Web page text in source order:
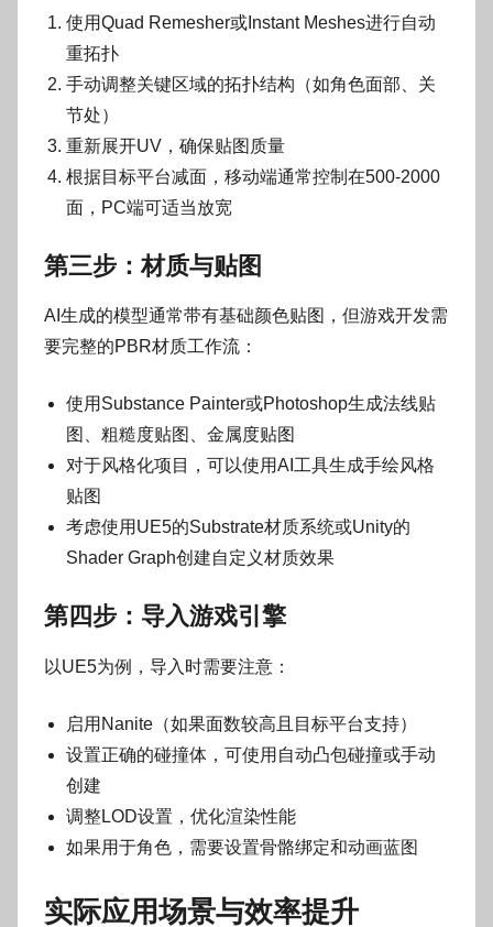
使用Quad Remesher或Instant Meshes进行自动
重拓扑
手动调整关键区域的拓扑结构（如角色面部、关
节处）
重新展开UV，确保贴图质量
根据目标平台减面，移动端通常控制在500-2000
面，PC端可适当放宽
第三步：材质与贴图
AI生成的模型通常带有基础颜色贴图，但游戏开发需
要完整的PBR材质工作流：
使用Substance Painter或Photoshop生成法线贴
图、粗糙度贴图、金属度贴图
对于风格化项目，可以使用AI工具生成手绘风格
贴图
考虑使用UE5的Substrate材质系统或Unity的
Shader Graph创建自定义材质效果
第四步：导入游戏引擎
以UE5为例，导入时需要注意：
启用Nanite（如果面数较高且目标平台支持）
设置正确的碰撞体，可使用自动凸包碰撞或手动
创建
调整LOD设置，优化渲染性能
如果用于角色，需要设置骨骼绑定和动画蓝图
实际应用场景与效率提升